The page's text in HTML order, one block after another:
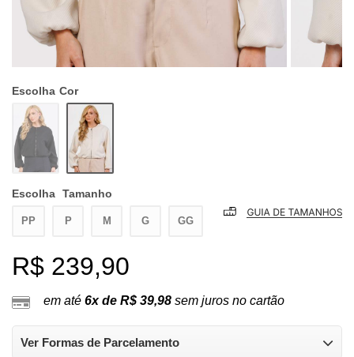
Escolha Cor
Escolha Tamanho
PP P M G GG
R$ 239,90
em até 6x de R$ 39,98 sem juros no cartão
Ver Formas de Parcelamento